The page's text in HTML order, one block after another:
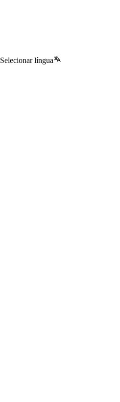
Selecionar língua